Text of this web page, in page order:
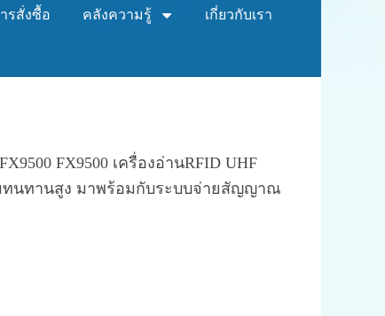
รสั่งซื้อ คลังความรู้ เกี่ยวกับเรา
FX9500 เครื่องอ่านRFID UHF
นทานสูง มาพร้อมกับระบบจ่ายสัญญาณ